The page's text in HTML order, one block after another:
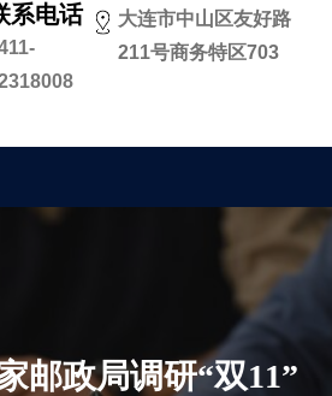
系电话
大连市中山区友好路
211号商务特区703
邮政局调研“双11”